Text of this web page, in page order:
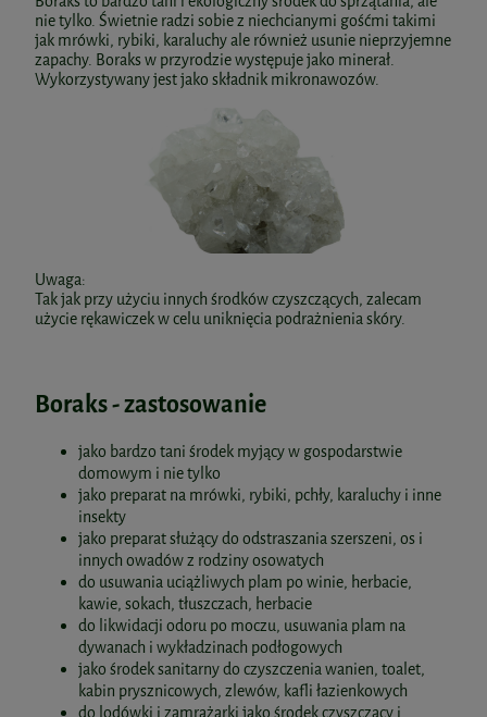
nie tylko. Świetnie radzi sobie z niechcianymi gośćmi takimi
jak mrówki, rybiki, karaluchy ale również usunie nieprzyjemne
zapachy. Boraks w przyrodzie występuje jako minerał.
Wykorzystywany jest jako składnik mikronawozów.
Uwaga:
Tak jak przy użyciu innych środków czyszczących, zalecam
użycie rękawiczek w celu uniknięcia podrażnienia skóry.
Boraks - zastosowanie
jako bardzo tani środek myjący w gospodarstwie
domowym i nie tylko
jako preparat na mrówki, rybiki, pchły, karaluchy i inne
insekty
jako preparat służący do odstraszania szerszeni, os i
innych owadów z rodziny osowatych
do usuwania uciążliwych plam po winie, herbacie,
kawie, sokach, tłuszczach, herbacie
do likwidacji odoru po moczu, usuwania plam na
dywanach i wykładzinach podłogowych
jako środek sanitarny do czyszczenia wanien, toalet,
kabin prysznicowych, zlewów, kafli łazienkowych